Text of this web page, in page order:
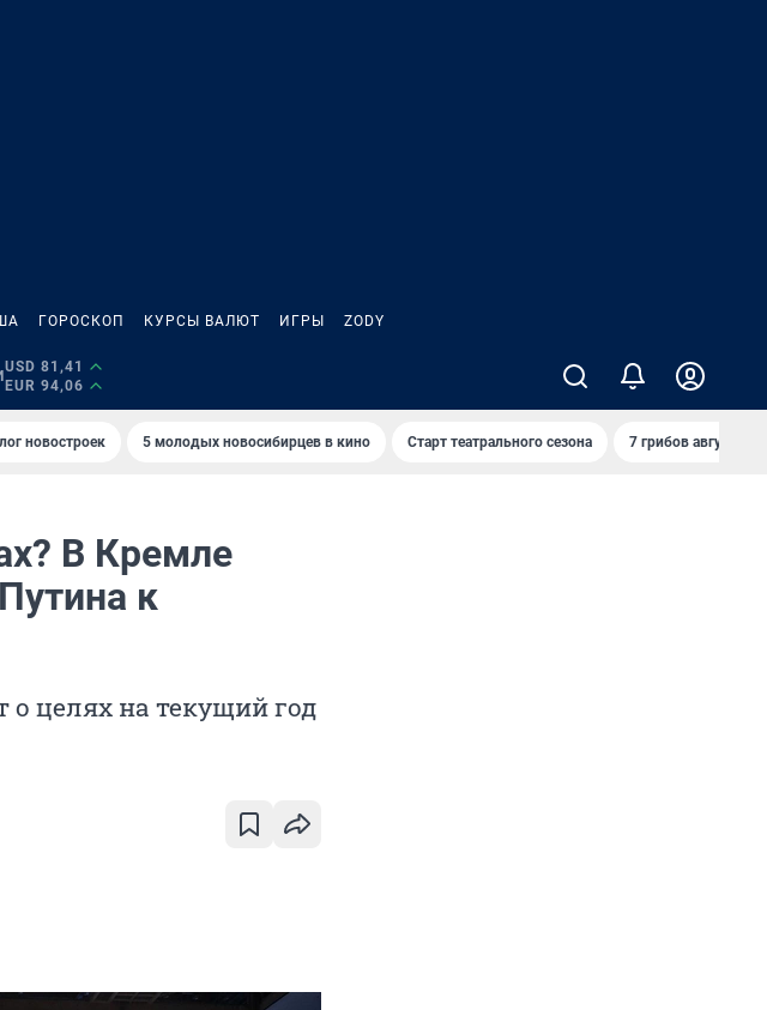
ГОРОСКОП КУРСЫ ВАЛЮТ ИГРЫ ZODY
USD 81,41
EUR 94,06
новостроек 5 молодых новосибирцев в кино Старт театрального сезона 7 грибов августа
В Кремле
к
о целях на текущий год